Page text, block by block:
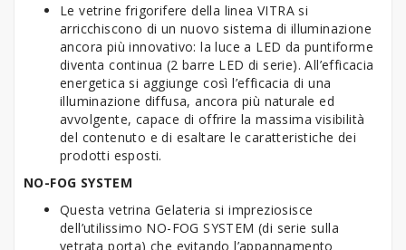
Le vetrine frigorifere della linea VITRA si
arricchiscono di un nuovo sistema di illuminazione
ancora più innovativo: la luce a LED da puntiforme
diventa continua (2 barre LED di serie). All’efficacia
energetica si aggiunge così l’efficacia di una
illuminazione diffusa, ancora più naturale ed
avvolgente, capace di offrire la massima visibilità
del contenuto e di esaltare le caratteristiche dei
prodotti esposti.
NO-FOG SYSTEM
Questa vetrina Gelateria si impreziosisce
dell’utilissimo NO-FOG SYSTEM (di serie sulla
vetrata porta) che evitando l’appannamento